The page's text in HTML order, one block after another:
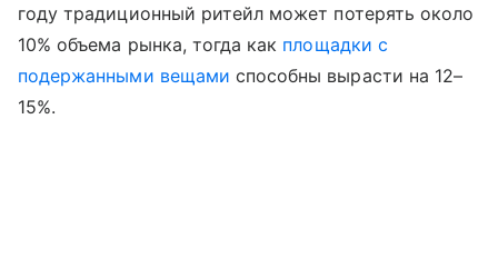
году традиционный ритейл может потерять около
10% объема рынка, тогда как площадки с
подержанными вещами способны вырасти на 12–
15%.